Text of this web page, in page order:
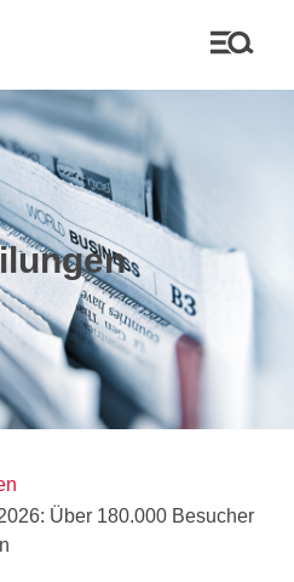
"Pressemitteilungen"
Über 180.000 Besucher